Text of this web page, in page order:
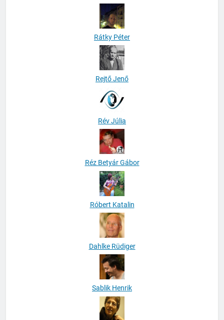
Rátky Péter
Rejtő Jenő
Rév Júlia
Réz Betyár Gábor
Róbert Katalin
Dahlke Rüdiger
Sablik Henrik